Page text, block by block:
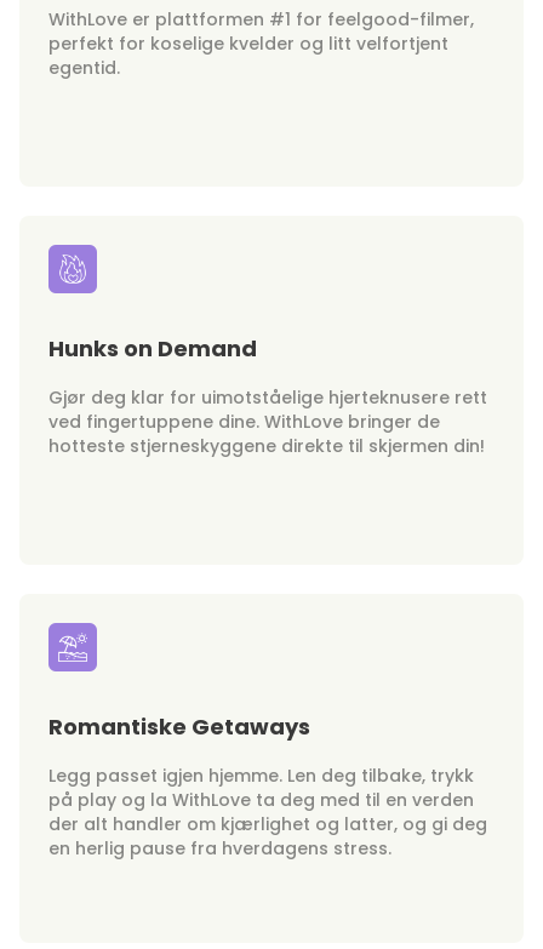
WithLove er plattformen #1 for feelgood-filmer,
perfekt for koselige kvelder og litt velfortjent
egentid.
Hunks on Demand
Gjør deg klar for uimotståelige hjerteknusere rett
ved fingertuppene dine. WithLove bringer de
hotteste stjerneskyggene direkte til skjermen din!
Romantiske Getaways
Legg passet igjen hjemme. Len deg tilbake, trykk
på play og la WithLove ta deg med til en verden
der alt handler om kjærlighet og latter, og gi deg
en herlig pause fra hverdagens stress.